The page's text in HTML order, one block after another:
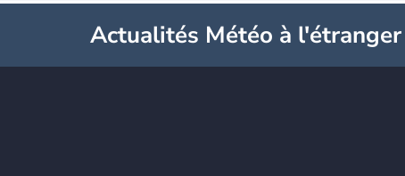
Actualités Météo à l'étranger